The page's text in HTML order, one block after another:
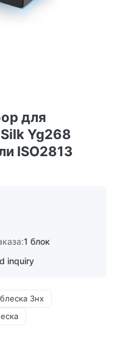
для
Yg268
ISO2813
1 блок
inquiry
3нх